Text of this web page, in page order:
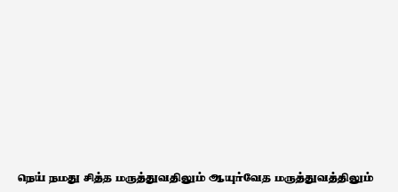
​நெய் நமது சித்த மருத்துவதிலும் ஆயுர்வேத மருத்துவத்திலும்